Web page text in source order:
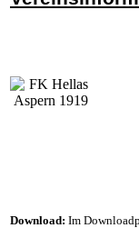
Download: Im